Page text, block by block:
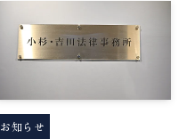
お知らせ